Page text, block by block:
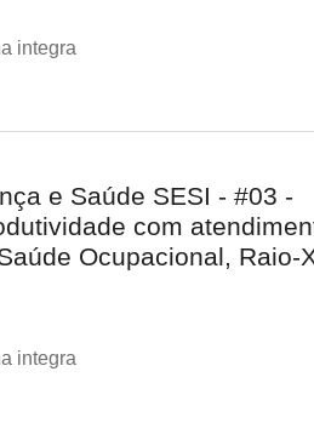
integra
e Saúde SESI - #03 -
com
Ocupacional, Raio-
integra